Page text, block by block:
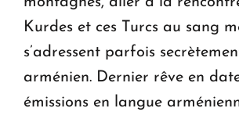
Kurdes et ces Turcs au sang
s’adressent parfois
arménien. Dernier rêve en
émissions en langue